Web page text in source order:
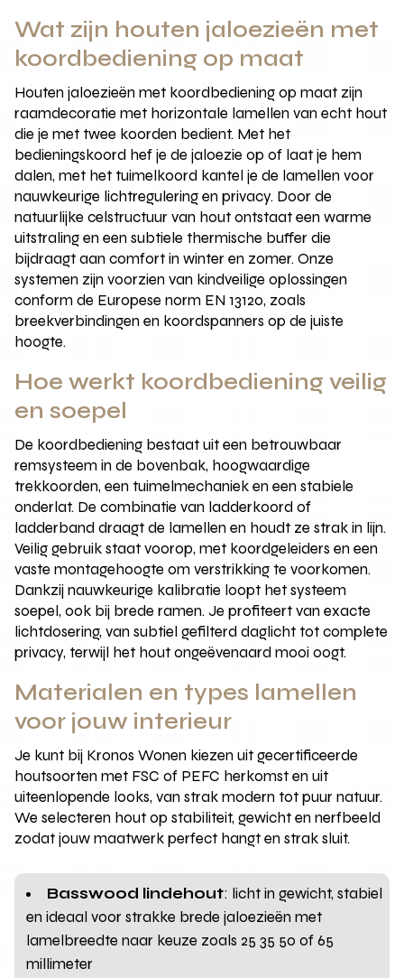
Wat zijn houten jaloezieën met
koordbediening op maat
Houten jaloezieën met koordbediening op maat zijn
raamdecoratie met horizontale lamellen van echt hout
die je met twee koorden bedient. Met het
bedieningskoord hef je de jaloezie op of laat je hem
dalen, met het tuimelkoord kantel je de lamellen voor
nauwkeurige lichtregulering en privacy. Door de
natuurlijke celstructuur van hout ontstaat een warme
uitstraling en een subtiele thermische buffer die
bijdraagt aan comfort in winter en zomer. Onze
systemen zijn voorzien van kindveilige oplossingen
conform de Europese norm EN 13120, zoals
breekverbindingen en koordspanners op de juiste
hoogte.
Hoe werkt koordbediening veilig
en soepel
De koordbediening bestaat uit een betrouwbaar
remsysteem in de bovenbak, hoogwaardige
trekkoorden, een tuimelmechaniek en een stabiele
onderlat. De combinatie van ladderkoord of
ladderband draagt de lamellen en houdt ze strak in lijn.
Veilig gebruik staat voorop, met koordgeleiders en een
vaste montagehoogte om verstrikking te voorkomen.
Dankzij nauwkeurige kalibratie loopt het systeem
soepel, ook bij brede ramen. Je profiteert van exacte
lichtdosering, van subtiel gefilterd daglicht tot complete
privacy, terwijl het hout ongeëvenaard mooi oogt.
Materialen en types lamellen
voor jouw interieur
Je kunt bij Kronos Wonen kiezen uit gecertificeerde
houtsoorten met FSC of PEFC herkomst en uit
uiteenlopende looks, van strak modern tot puur natuur.
We selecteren hout op stabiliteit, gewicht en nerfbeeld
zodat jouw maatwerk perfect hangt en strak sluit.
Basswood lindehout: licht in gewicht, stabiel
en ideaal voor strakke brede jaloezieën met
lamelbreedte naar keuze zoals 25 35 50 of 65
millimeter